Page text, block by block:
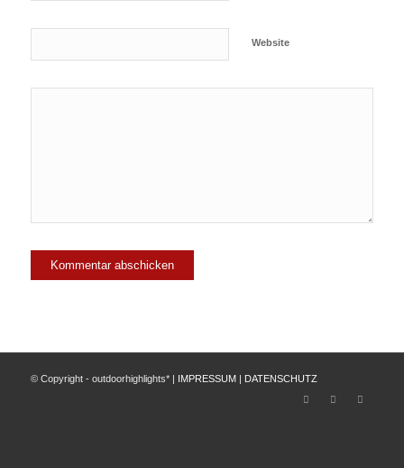
Website
© Copyright - outdoorhighlights* | IMPRESSUM DATENSCHUTZ